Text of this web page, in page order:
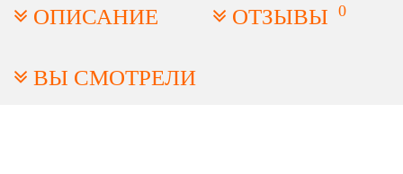
ОПИСАНИЕ ОТЗЫВЫ 0
ВЫ СМОТРЕЛИ